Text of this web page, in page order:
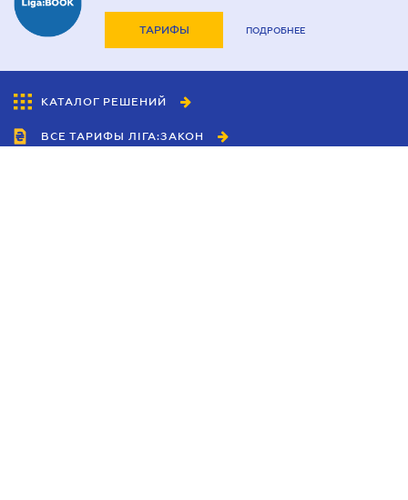
ТАРИФЫ ПОДРОБНЕЕ
КАТАЛОГ РЕШЕНИЙ
ВСЕ ТАРИФЫ ЛІГА:ЗАКОН